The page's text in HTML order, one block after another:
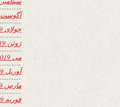
آگوست 2019
جولای 2019
ژوئن 2019
می 2019
آوریل 2019
مارس 2019
فوریه 2019